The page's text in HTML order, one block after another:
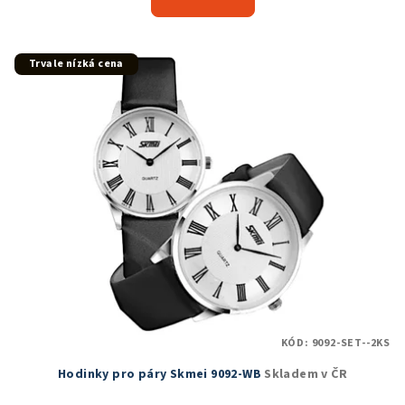
Trvale nízká cena
Hodinky pro páry Skmei 9092-WB Skladem v ČR
KÓD: 9092-SET--2KS